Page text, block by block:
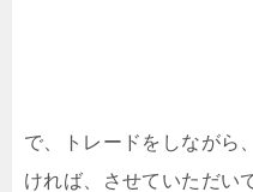
で、トレードをしながら
ければ、させていただい